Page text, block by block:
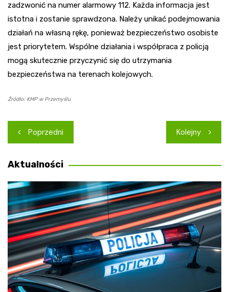
zadzwonić na numer alarmowy 112. Każda informacja jest
istotna i zostanie sprawdzona. Należy unikać podejmowania
działań na własną rękę, ponieważ bezpieczeństwo osobiste
jest priorytetem. Wspólne działania i współpraca z policją
mogą skutecznie przyczynić się do utrzymania
bezpieczeństwa na terenach kolejowych.
Źródło: KMP w Przemyślu
Nawigacja
wpisu
Poprzedni Kolejny
Aktualności